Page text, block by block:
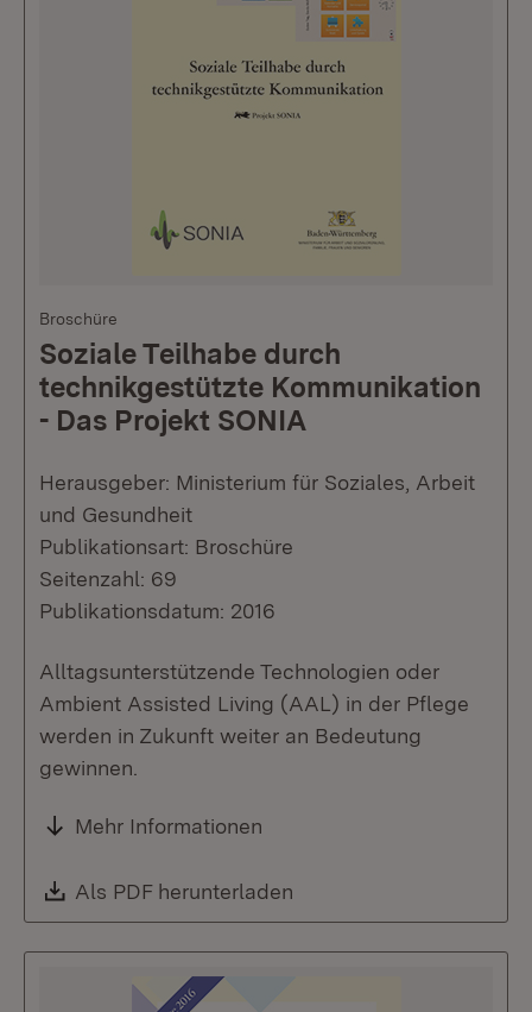
Broschüre
Soziale Teilhabe durch
technikgestützte Kommunikation
- Das Projekt SONIA
Herausgeber: Ministerium für Soziales, Arbeit
und Gesundheit
Publikationsart: Broschüre
Seitenzahl: 69
Publikationsdatum: 2016
Alltagsunterstützende Technologien oder
Ambient Assisted Living (AAL) in der Pflege
werden in Zukunft weiter an Bedeutung
gewinnen.
Mehr Informationen
Download:
Als PDF herunterladen